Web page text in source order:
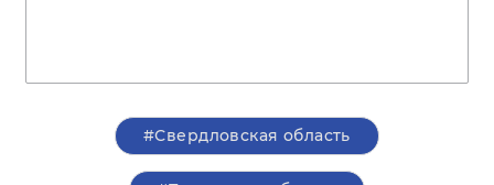
#Свердловская область